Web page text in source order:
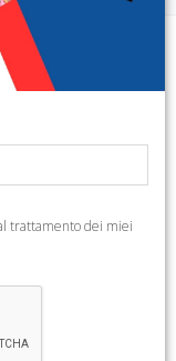
trattamento dei miei